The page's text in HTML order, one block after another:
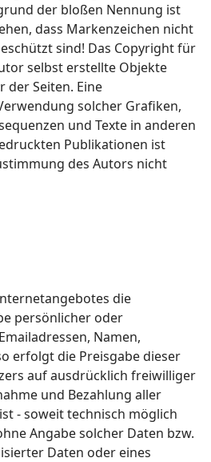
der bloßen Nennung ist
dass Markenzeichen nicht
sind! Das Copyright für
selbst erstellte Objekte
der Seiten. Eine
solcher Grafiken,
und Texte in anderen
Publikationen ist
des Autors nicht
die
persönlicher oder
Namen,
erfolgt die Preisgabe dieser
auf ausdrücklich freiwilliger
und Bezahlung aller
- soweit technisch möglich
Angabe solcher Daten bzw.
Daten oder eines